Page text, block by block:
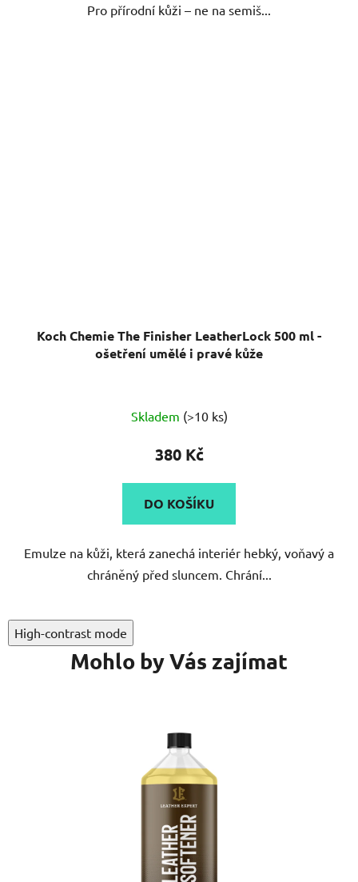
Pro přírodní kůži – ne na semiš...
Koch Chemie The Finisher LeatherLock 500 ml -
ošetření umělé i pravé kůže
Skladem (>10 ks)
380 Kč
DO KOŠÍKU
Emulze na kůži, která zanechá interiér hebký, voňavý a
chráněný před sluncem. Chrání...
High-contrast mode
Mohlo by Vás zajímat